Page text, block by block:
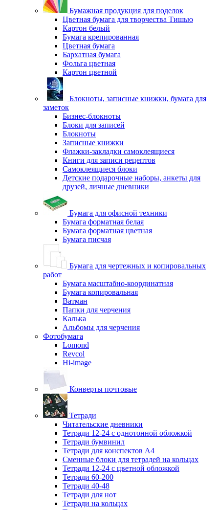
Бумажная продукция для поделок
Цветная бумага для творчества Тишью
Картон белый
Бумага крепированная
Цветная бумага
Бархатная бумага
Фольга цветная
Картон цветной
Блокноты, записные книжки, бумага для
заметок
Бизнес-блокноты
Блоки для записей
Блокноты
Записные книжки
Флажки-закладки самоклеящиеся
Книги для записи рецептов
Самоклеящиеся блоки
Детские подарочные наборы, анкеты для
друзей, личные дневники
Бумага для офисной техники
Бумага форматная белая
Бумага форматная цветная
Бумага писчая
Бумага для чертежных и копировальных
работ
Бумага масштабно-координатная
Бумага копировальная
Ватман
Папки для черчения
Калька
Альбомы для черчения
Фотобумага
Lomond
Revcol
Hi-image
Конверты почтовые
Тетради
Читательские дневники
Тетради 12-24 с однотонной обложкой
Тетради бумвинил
Тетради для конспектов А4
Сменные блоки для тетрадей на кольцах
Тетради 12-24 с цветной обложкой
Тетради 60-200
Тетради 40-48
Тетради для нот
Тетради на кольцах